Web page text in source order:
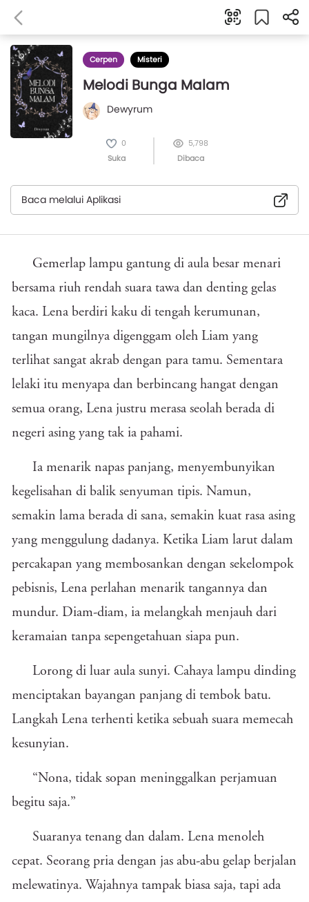
Cerpen Misteri
Melodi Bunga Malam
Dewyrum
0
Suka
5,798
Dibaca
Baca melalui Aplikasi
Gemerlap lampu gantung di aula besar menari
bersama riuh rendah suara tawa dan denting gelas
kaca. Lena berdiri kaku di tengah kerumunan,
tangan mungilnya digenggam oleh Liam yang
terlihat sangat akrab dengan para tamu. Sementara
lelaki itu menyapa dan berbincang hangat dengan
semua orang, Lena justru merasa seolah berada di
negeri asing yang tak ia pahami.
Ia menarik napas panjang, menyembunyikan
kegelisahan di balik senyuman tipis. Namun,
semakin lama berada di sana, semakin kuat rasa asing
yang menggulung dadanya. Ketika Liam larut dalam
percakapan yang membosankan dengan sekelompok
pebisnis, Lena perlahan menarik tangannya dan
mundur. Diam-diam, ia melangkah menjauh dari
keramaian tanpa sepengetahuan siapa pun.
Lorong di luar aula sunyi. Cahaya lampu dinding
menciptakan bayangan panjang di tembok batu.
Langkah Lena terhenti ketika sebuah suara memecah
kesunyian.
“Nona, tidak sopan meninggalkan perjamuan
begitu saja.”
Suaranya tenang dan dalam. Lena menoleh
cepat. Seorang pria dengan jas abu-abu gelap berjalan
melewatinya. Wajahnya tampak biasa saja, tapi ada